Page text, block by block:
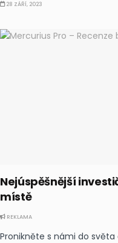
28 ZÁŘÍ, 2023
Nejúspěšnější
místě
REKLAMA
Pronikněte s námi do